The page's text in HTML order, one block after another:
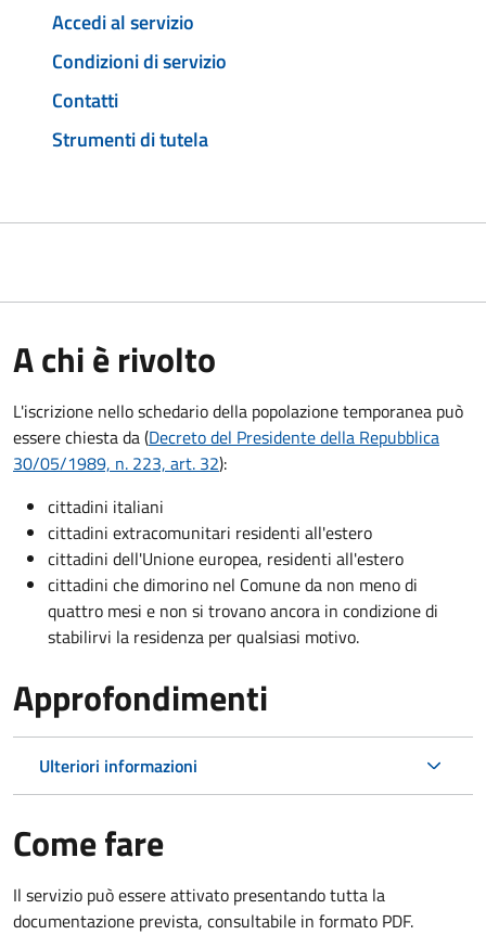
Accedi al servizio
Condizioni di servizio
Contatti
Strumenti di tutela
A chi è rivolto
L'iscrizione nello schedario della popolazione temporanea può
essere chiesta da (Decreto del Presidente della Repubblica
30/05/1989, n. 223, art. 32):
cittadini italiani
cittadini extracomunitari residenti all'estero
cittadini dell'Unione europea, residenti all'estero
cittadini che dimorino nel Comune da non meno di
quattro mesi e non si trovano ancora in condizione di
stabilirvi la residenza per qualsiasi motivo.
Approfondimenti
Ulteriori informazioni
Come fare
Il servizio può essere attivato presentando tutta la
documentazione prevista, consultabile in formato PDF.